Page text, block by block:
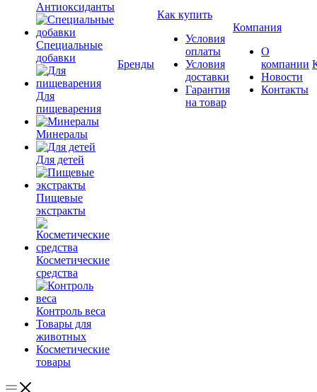
Антиоксиданты
Специальные
добавки
Для
пищеварения
Минералы
Для детей
Пищевые
экстракты
Косметические
средства
Контроль веса
Товары для
животных
Косметические
товары
Бренды
Как купить
Условия
оплаты
Условия
доставки
Гарантия
на товар
Компания
О
компании
Новости
Контакты